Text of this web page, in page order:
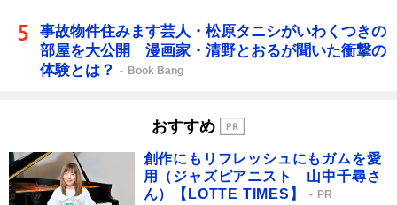
事故物件住みます芸人・松原タニシがいわくつきの
部屋を大公開 漫画家・清野とおるが聞いた衝撃の
体験とは？
Book Bang
おすすめ
創作にもリフレッシュにもガムを愛
用（ジャズピアニスト 山中千尋さ
ん）【LOTTE TIMES】
PR